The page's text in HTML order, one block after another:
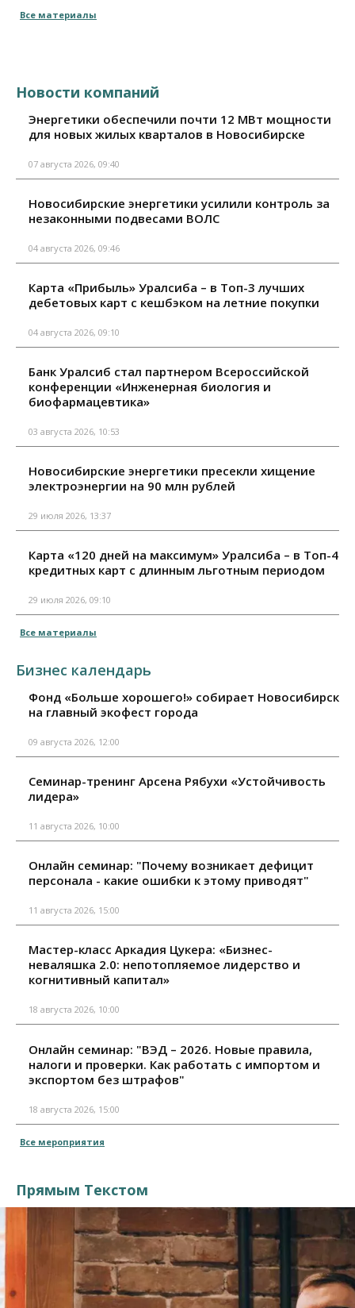
Все материалы
Новости компаний
Энергетики обеспечили почти 12 МВт мощности
для новых жилых кварталов в Новосибирске
07 августа 2026, 09:40
Новосибирские энергетики усилили контроль за
незаконными подвесами ВОЛС
04 августа 2026, 09:46
Карта «Прибыль» Уралсиба – в Топ-3 лучших
дебетовых карт с кешбэком на летние покупки
04 августа 2026, 09:10
Банк Уралсиб стал партнером Всероссийской
конференции «Инженерная биология и
биофармацевтика»
03 августа 2026, 10:53
Новосибирские энергетики пресекли хищение
электроэнергии на 90 млн рублей
29 июля 2026, 13:37
Карта «120 дней на максимум» Уралсиба – в Топ-4
кредитных карт с длинным льготным периодом
29 июля 2026, 09:10
Все материалы
Бизнес календарь
Фонд «Больше хорошего!» собирает Новосибирск
на главный экофест города
09 августа 2026, 12:00
Семинар-тренинг Арсена Рябухи «Устойчивость
лидера»
11 августа 2026, 10:00
Онлайн семинар: "Почему возникает дефицит
персонала - какие ошибки к этому приводят"
11 августа 2026, 15:00
Мастер-класс Аркадия Цукера: «Бизнес-
неваляшка 2.0: непотопляемое лидерство и
когнитивный капитал»
18 августа 2026, 10:00
Онлайн семинар: "ВЭД – 2026. Новые правила,
налоги и проверки. Как работать с импортом и
экспортом без штрафов"
18 августа 2026, 15:00
Все мероприятия
Прямым Текстом